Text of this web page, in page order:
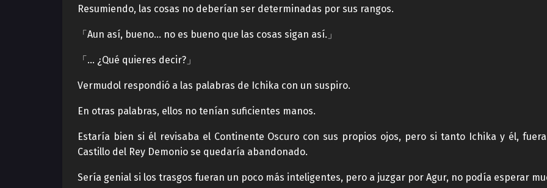
Resumiendo, las cosas no deberían ser determinadas por sus rangos.
「Aun así, bueno… no es bueno que las cosas sigan así.」
「… ¿Qué quieres decir?」
Vermudol respondió a las palabras de Ichika con un suspiro.
En otras palabras, ellos no tenían suficientes manos.
Estaría bien si él revisaba el Continente Oscuro con sus propios ojos, pero si tanto Ichika y él,
Castillo del Rey Demonio se quedaría abandonado.
Sería genial si los trasgos fueran un poco más inteligentes, pero a juzgar por Agur, no podía esperar